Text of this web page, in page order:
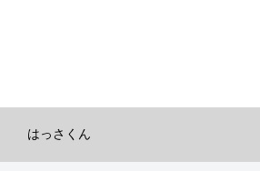
はっさくん